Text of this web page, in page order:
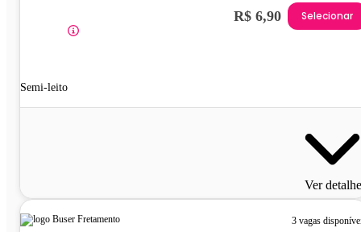
Semi-leito
R$ 6,90 Selecionar
Ver
3 vagas